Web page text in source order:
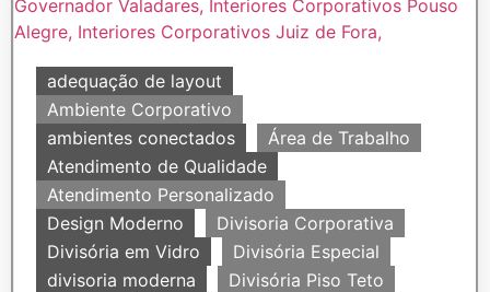
adequação de layout
Ambiente Corporativo
ambientes conectados
Área de Trabalho
Atendimento de Qualidade
Atendimento Personalizado
Design Moderno
Divisoria Corporativa
Divisória em Vidro
Divisória Especial
divisoria moderna
Divisória Piso Teto